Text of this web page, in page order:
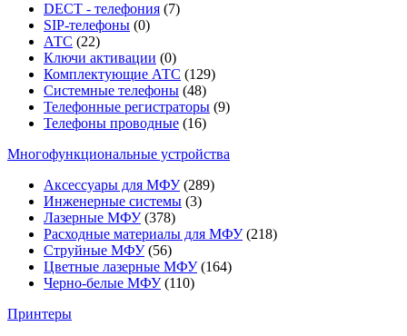
DECT - телефония (7)
SIP-телефоны (0)
АТС (22)
Ключи активации (0)
Комплектующие АТС (129)
Системные телефоны (48)
Телефонные регистраторы (9)
Телефоны проводные (16)
Многофункциональные устройства
Аксессуары для МФУ(289)
Инженерные системы (3)
Лазерные МФУ(378)
Расходные материалы для МФУ(218)
Струйные МФУ(56)
Цветные лазерные МФУ(164)
Черно-белые МФУ(110)
Принтеры